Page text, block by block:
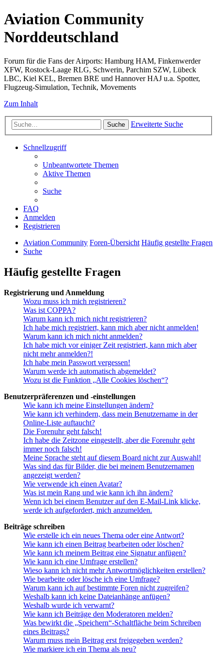
Aviation Community
Norddeutschland
Forum für die Fans der Airports: Hamburg HAM, Finkenwerder
XFW, Rostock-Laage RLG, Schwerin, Parchim SZW, Lübeck
LBC, Kiel KEL, Bremen BRE und Hannover HAJ u.a. Spotter,
Flugzeug-Simulation, Technik, Movements
Zum Inhalt
Suche Erweiterte Suche
Schnellzugriff
Unbeantwortete Themen
Aktive Themen
Suche
FAQ
Anmelden
Registrieren
Aviation Community Foren-Übersicht Häufig gestellte Fragen
Suche
Häufig gestellte Fragen
Registrierung und Anmeldung
Wozu muss ich mich registrieren?
Was ist COPPA?
Warum kann ich mich nicht registrieren?
Ich habe mich registriert, kann mich aber nicht anmelden!
Warum kann ich mich nicht anmelden?
Ich habe mich vor einiger Zeit registriert, kann mich aber
nicht mehr anmelden?!
Ich habe mein Passwort vergessen!
Warum werde ich automatisch abgemeldet?
Wozu ist die Funktion „Alle Cookies löschen“?
Benutzerpräferenzen und -einstellungen
Wie kann ich meine Einstellungen ändern?
Wie kann ich verhindern, dass mein Benutzername in der
Online-Liste auftaucht?
Die Forenuhr geht falsch!
Ich habe die Zeitzone eingestellt, aber die Forenuhr geht
immer noch falsch!
Meine Sprache steht auf diesem Board nicht zur Auswahl!
Was sind das für Bilder, die bei meinem Benutzernamen
angezeigt werden?
Wie verwende ich einen Avatar?
Was ist mein Rang und wie kann ich ihn ändern?
Wenn ich bei einem Benutzer auf den E-Mail-Link klicke,
werde ich aufgefordert, mich anzumelden.
Beiträge schreiben
Wie erstelle ich ein neues Thema oder eine Antwort?
Wie kann ich einen Beitrag bearbeiten oder löschen?
Wie kann ich meinem Beitrag eine Signatur anfügen?
Wie kann ich eine Umfrage erstellen?
Wieso kann ich nicht mehr Antwortmöglichkeiten erstellen?
Wie bearbeite oder lösche ich eine Umfrage?
Warum kann ich auf bestimmte Foren nicht zugreifen?
Weshalb kann ich keine Dateianhänge anfügen?
Weshalb wurde ich verwarnt?
Wie kann ich Beiträge den Moderatoren melden?
Was bewirkt die „Speichern“-Schaltfläche beim Schreiben
eines Beitrags?
Warum muss mein Beitrag erst freigegeben werden?
Wie markiere ich ein Thema als neu?